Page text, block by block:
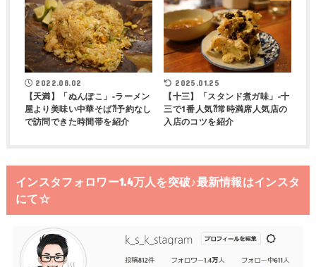
2022.08.02
【天満】「ぬんぽこ」-ラーメン
屋より美味い中華そば⁈予約なし
で訪問できた時間帯を紹介
2025.01.25
【十三】「スタンド煮ガ味」-十
三で1番人気⁈常時満席人気店の
入店のコツを紹介
インスタフォロワー1.4万人を突破♪最新情報はインスタ
にて☆